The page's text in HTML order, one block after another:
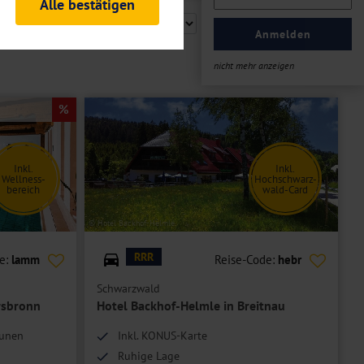
Anmelden
nicht mehr anzeigen
Inkl.
Wellness-
bereich
lamm
© Hotel Backhof-Helmle
Inkl.
Hochschwarz-
wald-Card
RRR Reise-Code: hebr
Schwarzwald
Hotel Backhof-Helmle in Breitnau
Inkl. KONUS-Karte
Ruhige Lage
Auftritts ermitteln und
es zu einer Drittlands
Daten finden Sie in unseren
Alle bestätigen